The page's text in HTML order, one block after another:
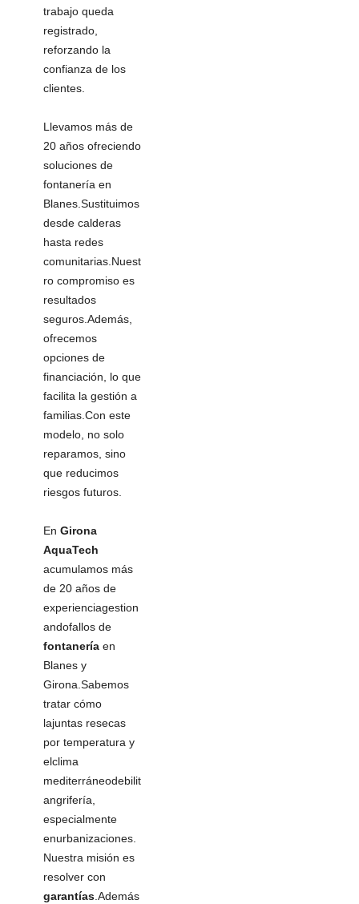
trabajo queda
registrado,
reforzando la
confianza de los
clientes.
Llevamos más de
20 años ofreciendo
soluciones de
fontanería en
Blanes.Sustituimos
desde calderas
hasta redes
comunitarias.Nuest
ro compromiso es
resultados
seguros.Además,
ofrecemos
opciones de
financiación, lo que
facilita la gestión a
familias.Con este
modelo, no solo
reparamos, sino
que reducimos
riesgos futuros.
En Girona
AquaTech
acumulamos más
de 20 años de
experienciagestion
andofallos de
fontanería en
Blanes y
Girona.Sabemos
tratar cómo
lajuntas resecas
por temperatura y
elclima
mediterráneodebilit
angrifería,
especialmente
enurbanizaciones.
Nuestra misión es
resolver con
garantías.Además